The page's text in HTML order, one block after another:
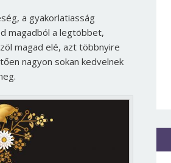
a gyakorlatiasság
magadból a legtöbbet,
magad elé, azt többnyire
nagyon sokan kedvelnek